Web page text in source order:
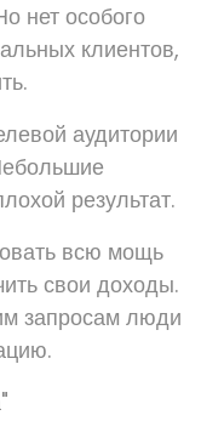
нет особого
клиентов,
аудитории
результат.
всю мощь
свои доходы.
запросам люди